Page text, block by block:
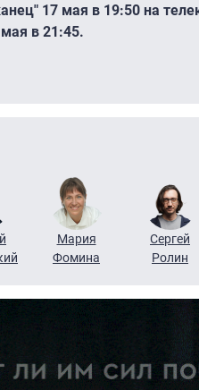
17 мая в 19:50 на
в 21:45.
Мария
Фомина
Сергей
Ролин